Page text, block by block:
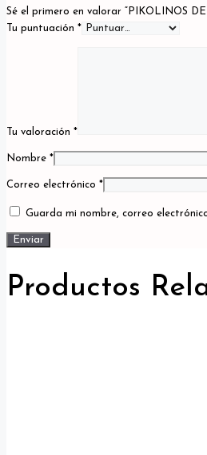
Sé el primero en valorar “PIKOLINOS
Tu puntuación *
Tu valoración *
Nombre *
Correo electrónico *
Guarda mi nombre, correo
Productos